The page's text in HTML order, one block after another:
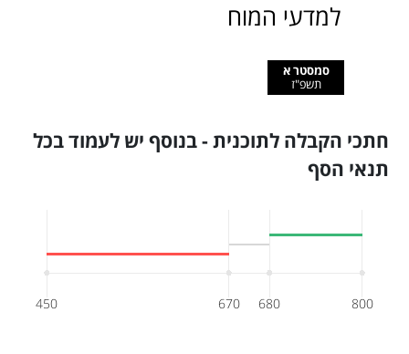
למדעי המוח
סמסטר א
תשפ"ז
חתכי הקבלה לתוכנית - בנוסף יש לעמוד בכל
תנאי הסף
450 670 680 800